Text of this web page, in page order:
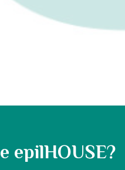
epilHOUSE?